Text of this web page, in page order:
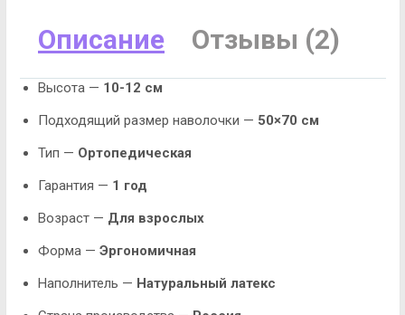
Описание Отзывы (2)
Высота — 10-12 см
Подходящий размер наволочки — 50×70 см
Тип — Ортопедическая
Гарантия — 1 год
Возраст — Для взрослых
Форма — Эргономичная
Наполнитель — Натуральный латекс